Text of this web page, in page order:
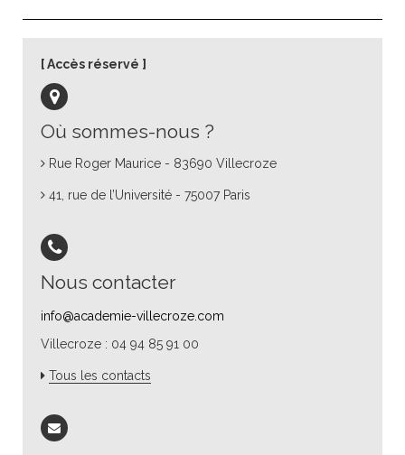
Où sommes-nous ?
Rue Roger Maurice - 83690 Villecroze
41, rue de l’Université - 75007 Paris
Nous contacter
info@academie-villecroze.com
Villecroze : 04 94 85 91 00
Tous les contacts
Accès réservé